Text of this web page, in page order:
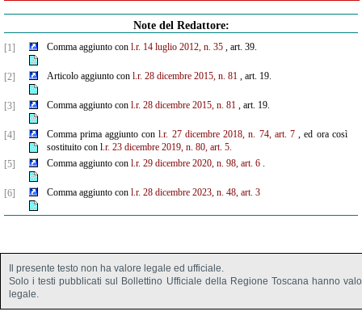
Note del Redattore:
[1] Comma aggiunto con l.r. 14 luglio 2012, n. 35, art. 39.
[2] Articolo aggiunto con l.r. 28 dicembre 2015, n. 81, art. 19.
[3] Comma aggiunto con l.r. 28 dicembre 2015, n. 81, art. 19.
[4] Comma prima aggiunto conl.r. 27 dicembre 2018, n. 74, art. 7, ed ora così
sostituito con l.r. 23 dicembre 2019, n. 80, art. 5.
[5]
Comma aggiunto con l.r. 29 dicembre 2020, n. 98, art. 6.
[6] Comma aggiunto con l.r. 28 dicembre 2023, n. 48, art. 3
Il presente testo non ha valore legale ed ufficiale.
Solo i testi pubblicati sul Bollettino Ufficiale della Regione Toscana hanno
legale.